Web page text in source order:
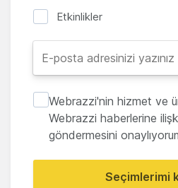
Etkinlikler
Webrazzi'nin hizmet ve
Webrazzi haberlerine
göndermesini
Seçimlerimi